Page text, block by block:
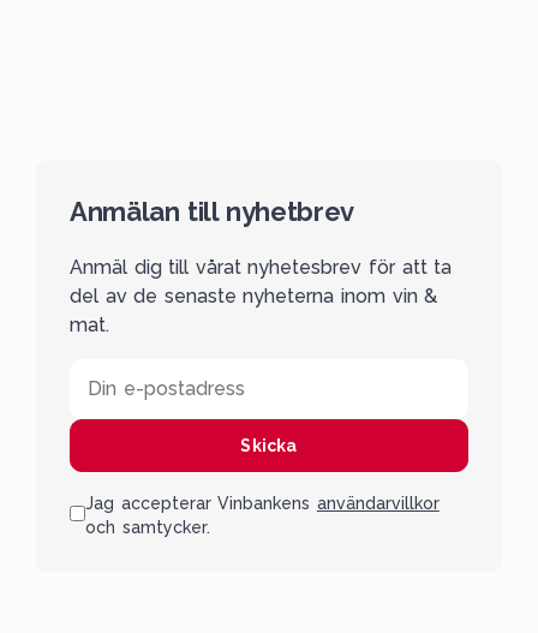
Anmälan till nyhetbrev
Anmäl dig till vårat nyhetesbrev för att ta
del av de senaste nyheterna inom vin &
mat.
Din e-postadress
Skicka
Jag accepterar Vinbankens användarvillkor
och samtycker.